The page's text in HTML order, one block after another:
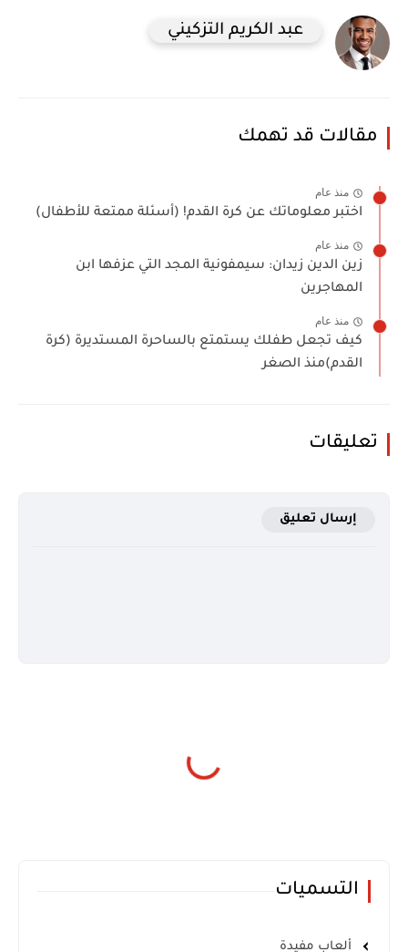
عبد الكريم التزكيني
مقالات قد تهمك
منذ عام
اختبر معلوماتك عن كرة القدم! (أسئلة ممتعة للأطفال)
منذ عام
زين الدين زيدان: سيمفونية المجد التي عزفها ابن
المهاجرين
منذ عام
كيف تجعل طفلك يستمتع بالساحرة المستديرة (كرة
القدم)منذ الصغر
تعليقات
إرسال تعليق
التسميات
ألعاب مفيدة